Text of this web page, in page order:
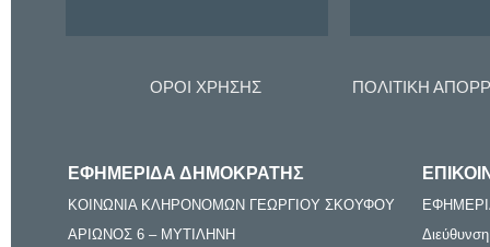
ΟΡΟΙ ΧΡΗΣΗΣ ΠΟΛΙΤΙΚΗ
ΕΦΗΜΕΡΙΔΑ ΔΗΜΟΚΡΑΤΗΣ
ΚΟΙΝΩΝΙΑ ΚΛΗΡΟΝΟΜΩΝ ΓΕΩΡΓΙΟΥ ΣΚΟΥΦΟΥ
ΑΡΙΩΝΟΣ 6 – ΜΥΤΙΛΗΝΗ